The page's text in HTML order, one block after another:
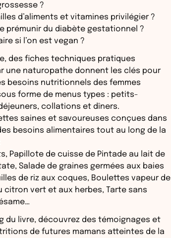
?
d’aliments et vitamines privilégier ?
prémunir du diabète gestationnel ?
si l’on est vegan ?
des fiches techniques pratiques
une naturopathe donnent les clés pour
besoins nutritionnels des femmes
forme de menus types : petits-
collations et dîners.
saines et savoureuses conçues dans
besoins alimentaires tout au long de la
Papillote de cuisse de Pintade au lait de
Salade de graines germées aux baies
de riz aux coques, Boulettes vapeur de
citron vert et aux herbes, Tarte sans
du livre, découvrez des témoignages et
de futures mamans atteintes de la